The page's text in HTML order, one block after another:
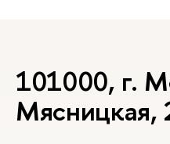
101000, г.
Мясницкая,